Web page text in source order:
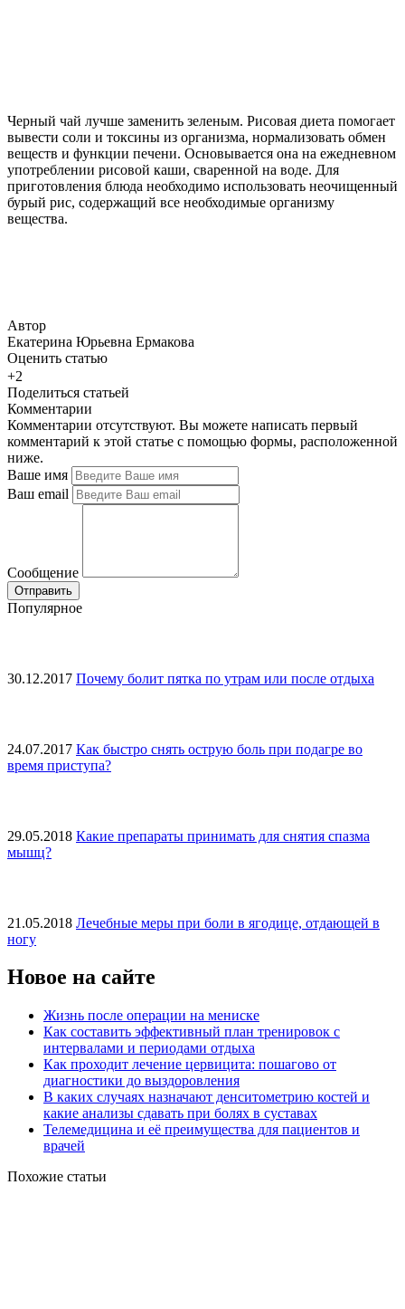
Черный чай лучше заменить зеленым. Рисовая диета помогает
вывести соли и токсины из организма, нормализовать обмен
веществ и функции печени. Основывается она на ежедневном
употреблении рисовой каши, сваренной на воде. Для
приготовления блюда необходимо использовать неочищенный
бурый рис, содержащий все необходимые организму
вещества.
Автор
Екатерина Юрьевна Ермакова
Оценить статью
+2
Поделиться статьей
Комментарии
Комментарии отсутствуют. Вы можете написать первый
комментарий к этой статье с помощью формы, расположенной
ниже.
Ваше имя
Ваш email
Сообщение
Популярное
30.12.2017 Почему болит пятка по утрам или после отдыха
24.07.2017 Как быстро снять острую боль при подагре во
время приступа?
29.05.2018 Какие препараты принимать для снятия спазма
мышц?
21.05.2018 Лечебные меры при боли в ягодице, отдающей в
ногу
Новое на сайте
Жизнь после операции на мениске
Как составить эффективный план тренировок с
интервалами и периодами отдыха
Как проходит лечение цервицита: пошагово от
диагностики до выздоровления
В каких случаях назначают денситометрию костей и
какие анализы сдавать при болях в суставах
Телемедицина и её преимущества для пациентов и
врачей
Похожие статьи